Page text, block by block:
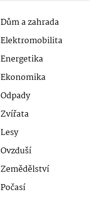
Dům a zahrada
Elektromobilita
Energetika
Ekonomika
Odpady
Zvířata
Lesy
Ovzduší
Zemědělství
Počasí